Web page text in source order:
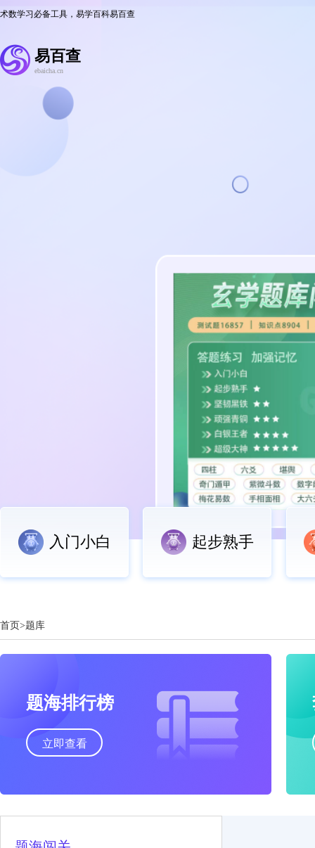
术数学习必备工具，易学百科易百查
易百查
ebaicha.cn
入门小白 起步熟手
首页>题库
题海排行榜
立即查看